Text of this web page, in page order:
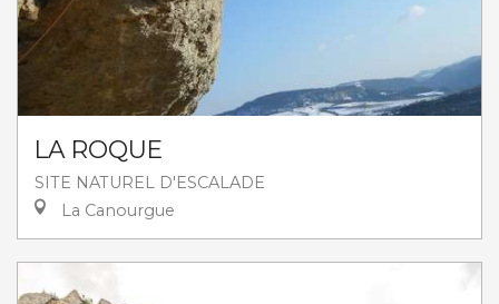
LA ROQUE
SITE NATUREL D'ESCALADE
La Canourgue